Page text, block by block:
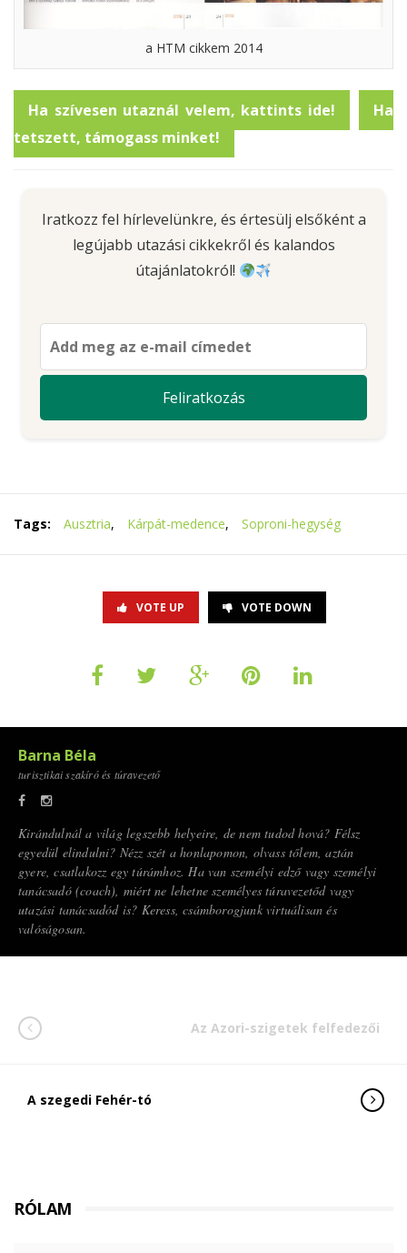
a HTM cikkem 2014
Ha szívesen utaznál velem, kattints ide!
Ha
tetszett, támogass minket!
Iratkozz fel hírlevelünkre, és értesülj elsőként a
legújabb utazási cikkekről és kalandos
útajánlatokról!
Tags: Ausztria, Kárpát-medence, Soproni-hegység
VOTE UP VOTE DOWN
Barna Béla
turisztikai szakíró és túravezető
Kirándulnál a világ legszebb helyeire, de nem tudod hová? Félsz
egyedül elindulni? Nézz szét a honlapomon, olvass tőlem, aztán
gyere, csatlakozz egy túrámhoz. Ha van személyi edző vagy személyi
tanácsadó (coach), miért ne lehetne személyes túravezetőd vagy
utazási tanácsadód is? Keress, csámborogjunk virtuálisan és
valóságosan.
Az Azori-szigetek felfedezői
A szegedi Fehér-tó
RÓLAM